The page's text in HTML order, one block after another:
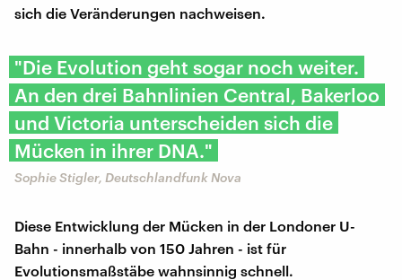
sich die Veränderungen nachweisen.
"Die Evolution geht sogar noch weiter.
An den drei Bahnlinien Central, Bakerloo
und Victoria unterscheiden sich die
Mücken in ihrer DNA."
Sophie Stigler, Deutschlandfunk Nova
Diese Entwicklung der Mücken in der Londoner U-
Bahn - innerhalb von 150 Jahren - ist für
Evolutionsmaßstäbe wahnsinnig schnell.